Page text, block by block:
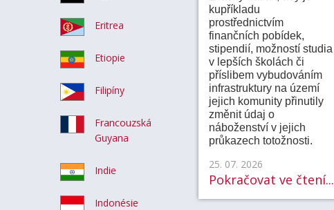
Eritrea
Etiopie
Filipíny
Francouzská
Guyana
Indie
Indonésie
kupříkladu
prostřednictvím
finančních pobídek,
stipendií, možností studia
v lepších školách či
příslibem vybudováním
infrastruktury na území
jejich komunity přinutily
změnit údaj o
náboženství v jejich
průkazech totožnosti.
25. 07. 2026
Pokračovat ve čtení...